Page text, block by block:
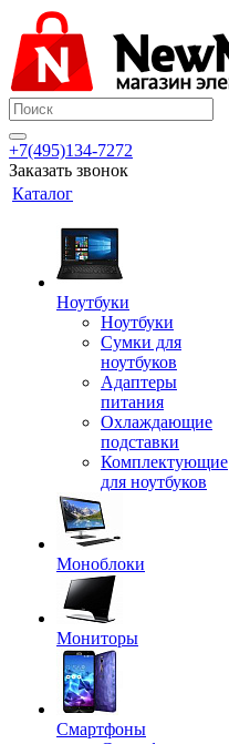
+7(495)134-7272
Заказать звонок
Каталог
Ноутбуки
Ноутбуки
Сумки для
ноутбуков
Адаптеры
питания
Охлаждающие
подставки
Комплектующие
для ноутбуков
Моноблоки
Мониторы
Смартфоны